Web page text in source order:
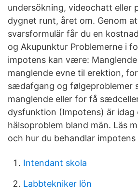
undersökning, videochatt eller
dygnet runt, året om. Genom
svarsformulär får du en
og Akupunktur Problemerne i
impotens kan være:
manglende evne til erektion,
sædafgang og følgeproblemer
manglende eller for få
dysfunktion (Impotens) är idag
hälsoproblem bland män. Läs
och hur du behandlar impotens
Intendant skola
Labbtekniker lön